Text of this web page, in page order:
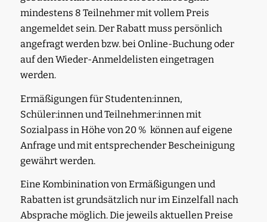
mindestens 8 Teilnehmer mit vollem Preis
angemeldet sein. Der Rabatt muss persönlich
angefragt werden bzw. bei Online-Buchung oder
auf den Wieder-Anmeldelisten eingetragen
werden.
Ermäßigungen für Studenten:innen,
Schüler:innen und Teilnehmer:innen mit
Sozialpass in Höhe von 20 % können auf eigene
Anfrage und mit entsprechender Bescheinigung
gewährt werden.
Eine Kombinination von Ermäßigungen und
Rabatten ist grundsätzlich nur im Einzelfall nach
Absprache möglich. Die jeweils aktuellen Preise